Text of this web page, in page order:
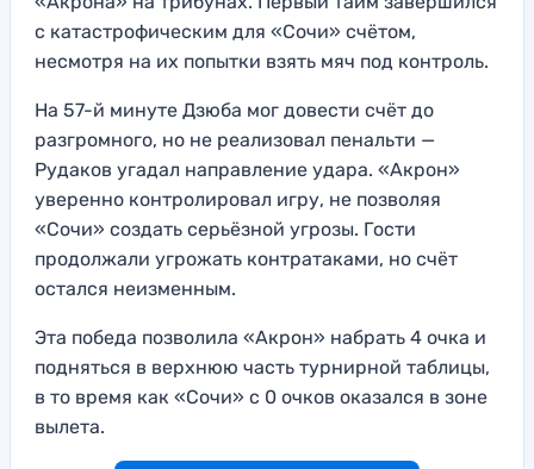
с катастрофическим для «Сочи» счётом,
несмотря на их попытки взять мяч под контроль.
На 57-й минуте Дзюба мог довести счёт до
разгромного, но не реализовал пенальти —
Рудаков угадал направление удара. «Акрон»
уверенно контролировал игру, не позволяя
«Сочи» создать серьёзной угрозы. Гости
продолжали угрожать контратаками, но счёт
остался неизменным.
Эта победа позволила «Акрон» набрать 4 очка и
подняться в верхнюю часть турнирной таблицы,
в то время как «Сочи» с 0 очков оказался в зоне
вылета.